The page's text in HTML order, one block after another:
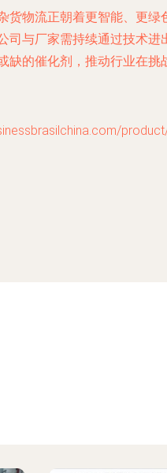
货物流正朝着更智能、更
司与厂家需持续通过技术
的催化剂，推动行业在挑